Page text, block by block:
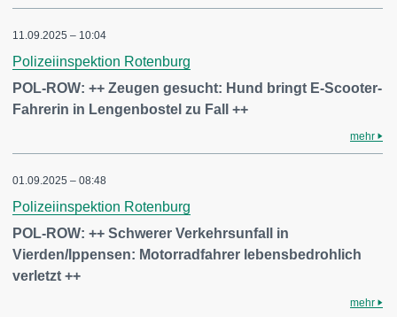
11.09.2025 – 10:04
Polizeiinspektion Rotenburg
POL-ROW: ++ Zeugen gesucht: Hund bringt E-Scooter-
Fahrerin in Lengenbostel zu Fall ++
mehr
01.09.2025 – 08:48
Polizeiinspektion Rotenburg
POL-ROW: ++ Schwerer Verkehrsunfall in
Vierden/Ippensen: Motorradfahrer lebensbedrohlich
verletzt ++
mehr